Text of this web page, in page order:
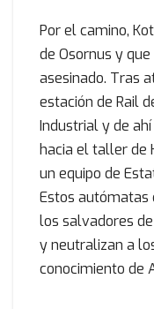
Por el camino,
de Osornus y
asesinado. Tras
estación de Rail
Industrial y de
hacia el taller de
un equipo de
Estos autómatas
los salvadores
y neutralizan a
conocimiento de